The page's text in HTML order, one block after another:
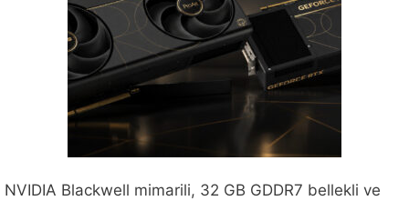
NVIDIA Blackwell mimarili, 32 GB GDDR7 bellekli ve